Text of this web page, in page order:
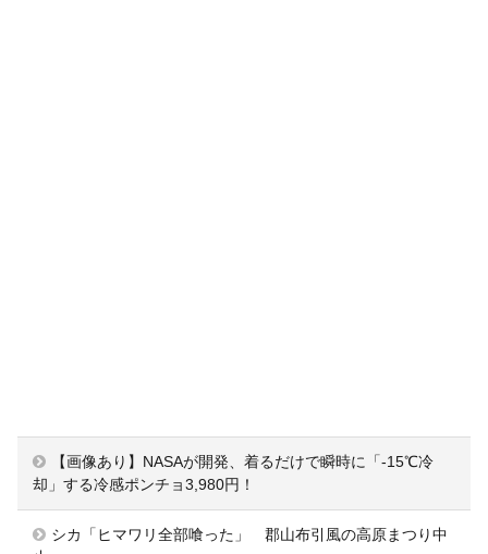
【画像あり】NASAが開発、着るだけで瞬時に「-15℃冷
却」する冷感ポンチョ3,980円！
シカ「ヒマワリ全部喰った」 郡山布引風の高原まつり中